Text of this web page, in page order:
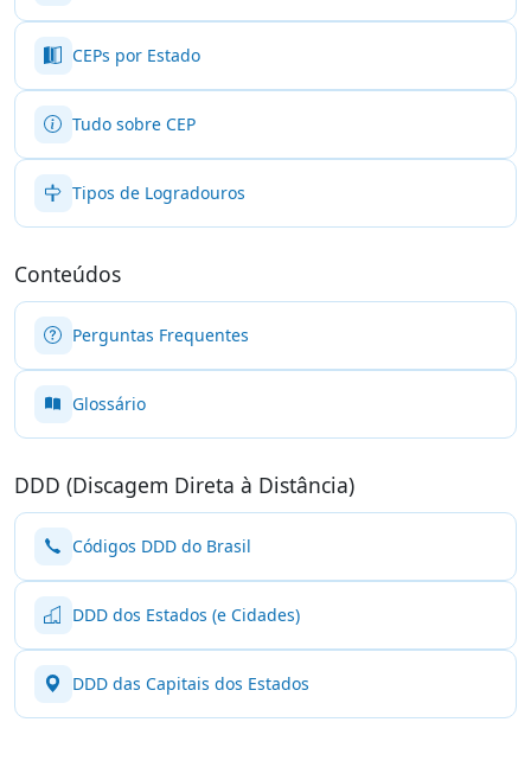
CEPs por Estado
Tudo sobre CEP
Tipos de Logradouros
Conteúdos
Perguntas Frequentes
Glossário
DDD (Discagem Direta à Distância)
Códigos DDD do Brasil
DDD dos Estados (e Cidades)
DDD das Capitais dos Estados